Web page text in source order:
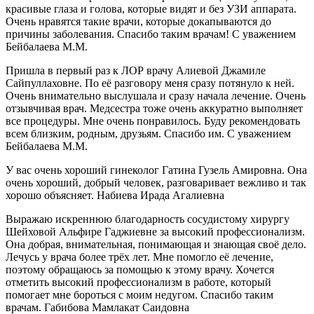
красивые глаза и голова, которые видят и без УЗИ аппарата.
Очень нравятся такие врачи, которые докапываются до
причины заболевания. Спасибо таким врачам! С уважением
Бейбалаева М.М.
Пришла в первый раз к ЛОР врачу Алиевой Джамиле
Сайпуллаховне. По её разговору меня сразу потянуло к ней.
Очень внимательно выслушала и сразу начала лечение. Очень
отзывчивая врач. Медсестра тоже очень аккуратно выполняет
все процедуры. Мне очень понравилось. Буду рекомендовать
всем близким, родным, друзьям. Спасибо им. С уважением
Бейбалаева М.М.
У вас очень хороший гинеколог Гатина Гузель Амировна. Она
очень хороший, добрый человек, разговаривает вежливо и так
хорошо объясняет. Набиева Ирада Агалиевна
Выражаю искреннюю благодарность сосудистому хирургу
Шейховой Альфире Гаджиевне за высокий профессионализм.
Она добрая, внимательная, понимающая и знающая своё дело.
Лечусь у врача более трёх лет. Мне помогло её лечение,
поэтому обращаюсь за помощью к этому врачу. Хочется
отметить высокий профессионализм в работе, который
помогает мне бороться с моим недугом. Спасибо таким
врачам. Габибова Мамлакат Саидовна